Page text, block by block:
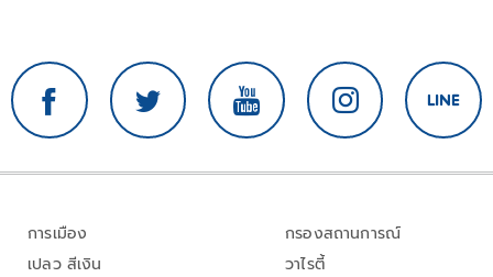
การเมือง
เปลว สีเงิน
กรองสถานการณ์
วาไรตี้